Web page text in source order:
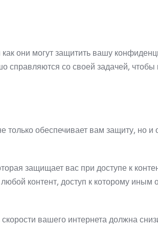
они могут защитить вашу
справляются со своей задачей,
только обеспечивает вам защиту, но и
защищает вас при доступе к
контент, доступ к которому иным
вашего интернета должна